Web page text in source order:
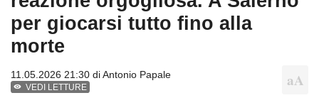
per giocarsi tutto fino alla
morte
11.05.2026 21:30 diAntonio Papale
VEDI LETTURE